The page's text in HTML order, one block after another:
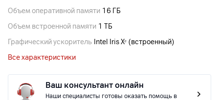
Объем оперативной памяти 16 ГБ
Объем встроенной памяти 1 ТБ
Графический ускоритель Intel Iris Xᵉ (встроенный)
Все характеристики
Ваш консультант онлайн
Наши специалисты готовы оказать помощь в